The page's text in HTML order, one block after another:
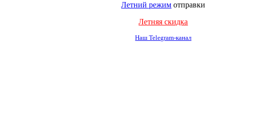
Летний режим отправки
Летняя скидка
Наш Telegram-канал